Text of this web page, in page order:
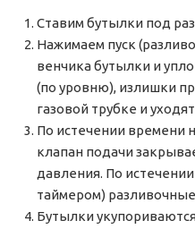
Ставим бутылки под
Нажимаем пуск
венчика бутылки и
(по уровню), излишки
газовой трубке и
По истечении времени
клапан подачи
давления. По
таймером)
Бутылки